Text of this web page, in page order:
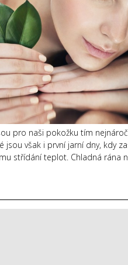
pro naši pokožku tím
jsou však i první jarní dny, kdy
střídání teplot. Chladná rána